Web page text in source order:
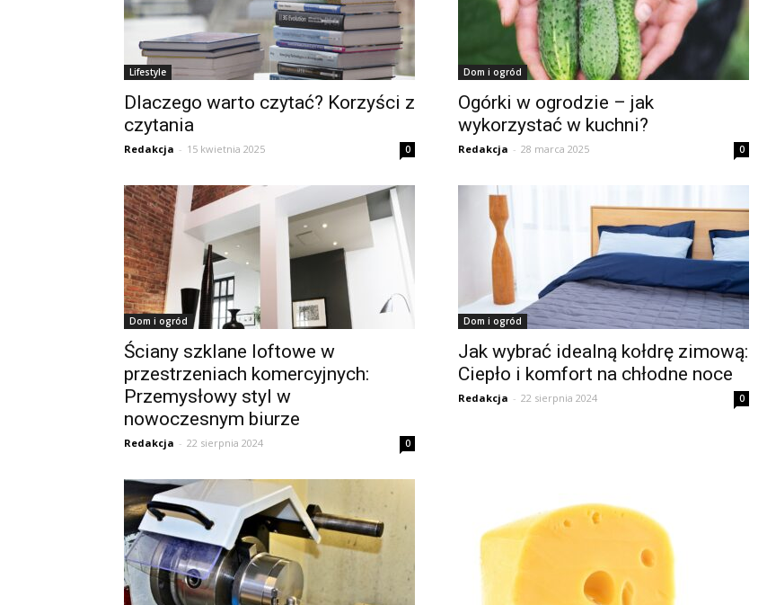
Lifestyle
Dlaczego warto czytać? Korzyści z
czytania
Redakcja - 15 kwietnia 2025 0
Dom i ogród
Ogórki w ogrodzie – jak
wykorzystać w kuchni?
Redakcja - 28 marca 2025 0
Dom i ogród
Ściany szklane loftowe w
przestrzeniach komercyjnych:
Przemysłowy styl w
nowoczesnym biurze
Redakcja - 22 sierpnia 2024 0
Dom i ogród
Jak wybrać idealną kołdrę zimową:
Ciepło i komfort na chłodne noce
Redakcja - 22 sierpnia 2024 0